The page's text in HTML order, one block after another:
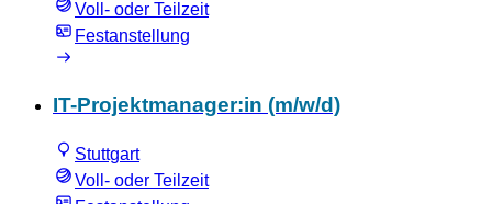
Voll- oder Teilzeit
Festanstellung
IT-Projektmanager:in (m/w/d)
Stuttgart
Voll- oder Teilzeit